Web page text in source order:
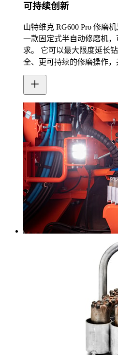
可持续创新
山特维克 RG600 Pro 修磨
一款固定式半自动修磨机
求。 它可以最大限度延长
全、更可持续的修磨操作，